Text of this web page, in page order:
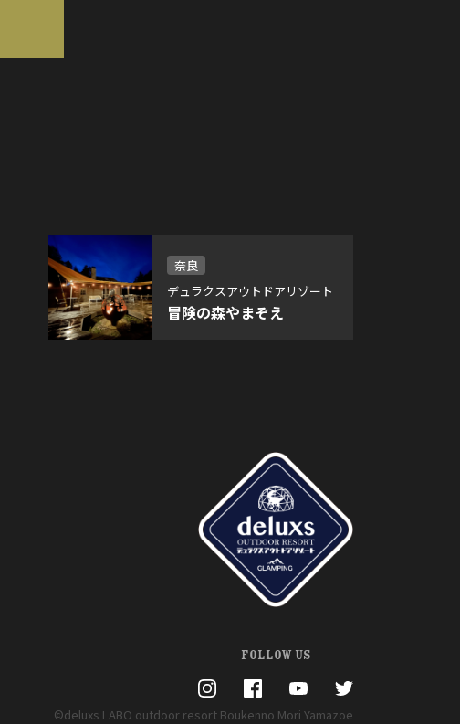
奈良
デュラクスアウトドアリゾート
冒険の森やまぞえ
FOLLOW US
©deluxs LABO outdoor resort Boukenno Mori Yamazoe